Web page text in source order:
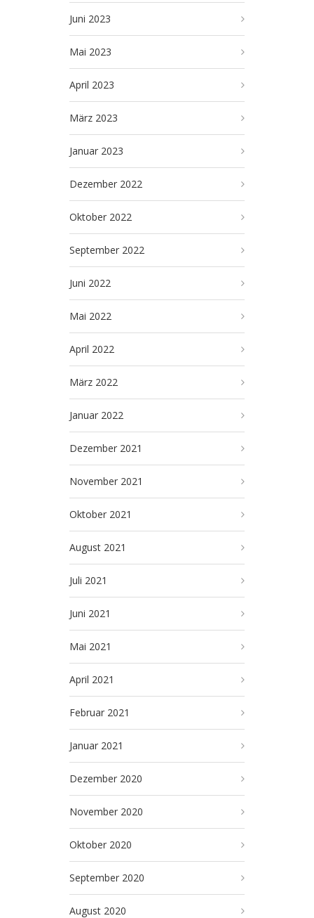
Juni 2023
Mai 2023
April 2023
März 2023
Januar 2023
Dezember 2022
Oktober 2022
September 2022
Juni 2022
Mai 2022
April 2022
März 2022
Januar 2022
Dezember 2021
November 2021
Oktober 2021
August 2021
Juli 2021
Juni 2021
Mai 2021
April 2021
Februar 2021
Januar 2021
Dezember 2020
November 2020
Oktober 2020
September 2020
August 2020